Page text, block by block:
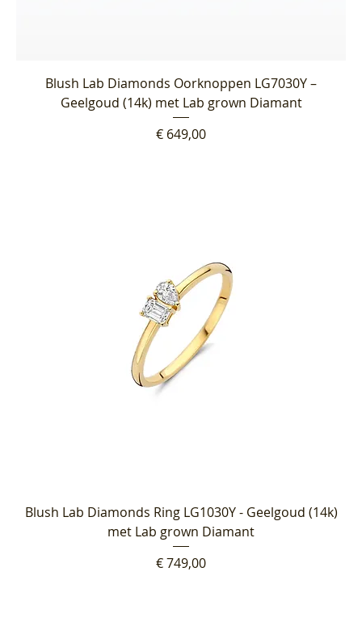
Blush Lab Diamonds Oorknoppen LG7030Y –
Geelgoud (14k) met Lab grown Diamant
Prijs
€ 649,00
Blush Lab Diamonds Ring LG1030Y - Geelgoud (14k)
met Lab grown Diamant
Prijs
€ 749,00